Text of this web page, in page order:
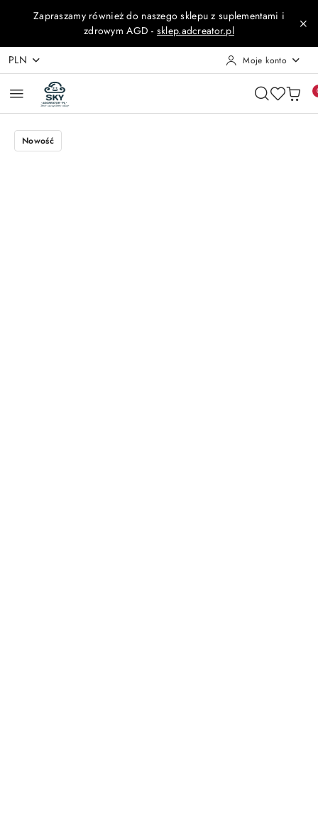
Przejdź do treści głównej
Przejdź do wyszukiwarki
Przejdź do moje konto
Przejdź do menu głównego
Przejdź do opisu produktu
Przejdź do stopki
Zapraszamy również do naszego sklepu z suplementami i
zdrowym AGD - sklep.adcreator.pl
PLN Moje konto
Nowość